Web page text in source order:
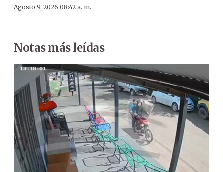
Agosto 9, 2026 08:42 a. m.
Notas más leídas